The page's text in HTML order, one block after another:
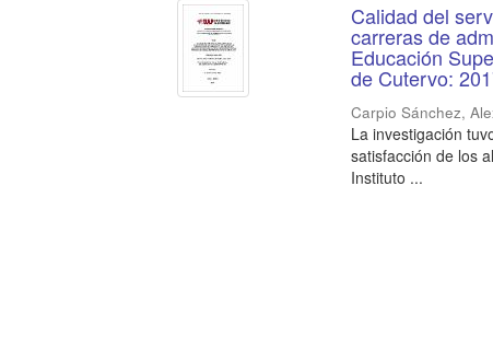
Calidad del
carreras de
Educación
de Cutervo:
Carpio Sánchez,
La investigación
satisfacción de los
Instituto ...